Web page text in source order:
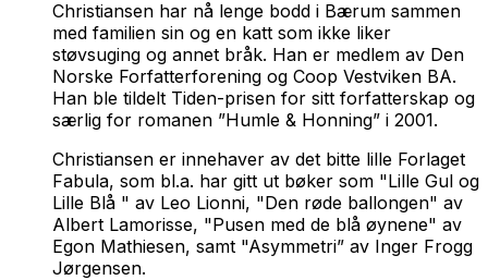
Christiansen har nå lenge bodd i Bærum sammen
med familien sin og en katt som ikke liker
støvsuging og annet bråk. Han er medlem av Den
Norske Forfatterforening og Coop Vestviken BA.
Han ble tildelt Tiden-prisen for sitt forfatterskap og
særlig for romanen ”Humle & Honning” i 2001.
Christiansen er innehaver av det bitte lille Forlaget
Fabula, som bl.a. har gitt ut bøker som "Lille Gul og
Lille Blå " av Leo Lionni, "Den røde ballongen" av
Albert Lamorisse, "Pusen med de blå øynene" av
Egon Mathiesen, samt "Asymmetri” av Inger Frogg
Jørgensen.